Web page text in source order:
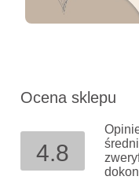
Ocena sklepu
4.8